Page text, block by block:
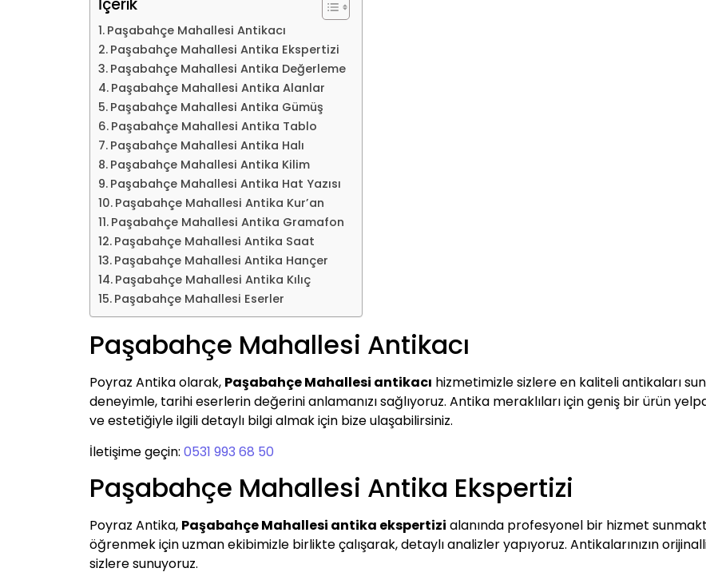
İçerik
Paşabahçe Mahallesi Antikacı
Paşabahçe Mahallesi Antika Ekspertizi
Paşabahçe Mahallesi Antika Değerleme
Paşabahçe Mahallesi Antika Alanlar
Paşabahçe Mahallesi Antika Gümüş
Paşabahçe Mahallesi Antika Tablo
Paşabahçe Mahallesi Antika Halı
Paşabahçe Mahallesi Antika Kilim
Paşabahçe Mahallesi Antika Hat Yazısı
Paşabahçe Mahallesi Antika Kur’an
Paşabahçe Mahallesi Antika Gramafon
Paşabahçe Mahallesi Antika Saat
Paşabahçe Mahallesi Antika Hançer
Paşabahçe Mahallesi Antika Kılıç
Paşabahçe Mahallesi Eserler
Paşabahçe Mahallesi Antikacı
Poyraz Antika olarak, Paşabahçe Mahallesi antikacı hizmetimizle sizlere en kaliteli antikaları
deneyimle, tarihi eserlerin değerini anlamanızı sağlıyoruz. Antika meraklıları için geniş bir ürün
ve estetiğiyle ilgili detaylı bilgi almak için bize ulaşabilirsiniz.
İletişime geçin: 0531 993 68 50
Paşabahçe Mahallesi Antika Ekspertizi
Poyraz Antika, Paşabahçe Mahallesi antika ekspertizi alanında profesyonel bir hizmet
öğrenmek için uzman ekibimizle birlikte çalışarak, detaylı analizler yapıyoruz. Antikalarınızın
sizlere sunuyoruz.